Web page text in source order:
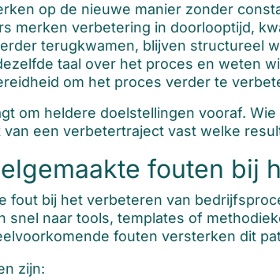
op de nieuwe manier zonder
merken verbetering in doorlooptijd,
terugkwamen, blijven structureel
taal over het proces en weten
om het proces verder te
om heldere doelstellingen vooraf.
van een verbetertraject vast welke
fouten bij
fout bij het verbeteren van
snel naar tools, templates of
fouten versterken dit
zijn: